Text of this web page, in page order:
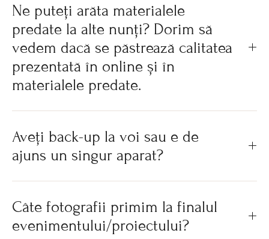
Ne puteți arăta materialele
predate la alte nunți? Dorim să
vedem dacă se păstrează calitatea
prezentată în online și în
materialele predate.
Aveți back-up la voi sau e de
ajuns un singur aparat?
Câte fotografii primim la finalul
evenimentului/proiectului?